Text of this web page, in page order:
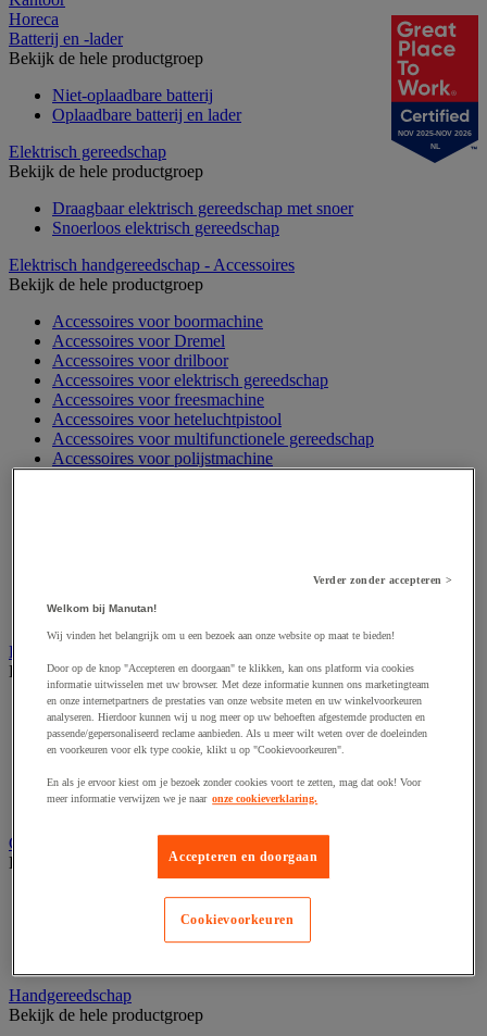
Horeca
Batterij en -lader
Bekijk de hele productgroep
Niet-oplaadbare batterij
Oplaadbare batterij en lader
Elektrisch gereedschap
Bekijk de hele productgroep
Draagbaar elektrisch gereedschap met snoer
Snoerloos elektrisch gereedschap
Elektrisch handgereedschap - Accessoires
Bekijk de hele productgroep
Accessoires voor boormachine
Accessoires voor Dremel
Accessoires voor drilboor
Accessoires voor elektrisch gereedschap
Accessoires voor freesmachine
Accessoires voor heteluchtpistool
Accessoires voor multifunctionele gereedschap
Accessoires voor polijstmachine
Accessoires voor zaag
Elektrische toebehoren en verlichting
Bekijk de hele productgroep
Accessoires voor elektrisch schakelpaneel
Batterij, oplader en kabel
Elektrische kabel
Verlengsnoer, stekkerdoos en kapelhaspel
Wandcontactdoos en schakelaar
Gereedschap opbergen
Bekijk de hele productgroep
Assortimentsdoos en gereedschapkoffer
Gereedschapskist en opbergtas
Gereedschapskoffer en versterkte kist
Handgereedschap
Bekijk de hele productgroep
NOV 2025-NOV 2026
NL
Verder zonder accepteren >
Welkom bij Manutan!
Wij vinden het belangrijk om u een bezoek aan onze website op maat te bieden!
Door op de knop "Accepteren en doorgaan" te klikken, kan ons platform via cookies
informatie uitwisselen met uw browser. Met deze informatie kunnen ons marketingteam
en onze internetpartners de prestaties van onze website meten en uw winkelvoorkeuren
analyseren. Hierdoor kunnen wij u nog meer op uw behoeften afgestemde producten en
passende/gepersonaliseerd reclame aanbieden. Als u meer wilt weten over de doeleinden
en voorkeuren voor elk type cookie, klikt u op "Cookievoorkeuren".
En als je ervoor kiest om je bezoek zonder cookies voort te zetten, mag dat ook! Voor
meer informatie verwijzen we je naar onze cookieverklaring.
Accepteren en doorgaan
Cookievoorkeuren